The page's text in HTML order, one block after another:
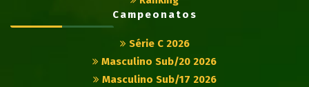
Campeonatos
Série C 2026
Masculino Sub/20 2026
Masculino Sub/17 2026